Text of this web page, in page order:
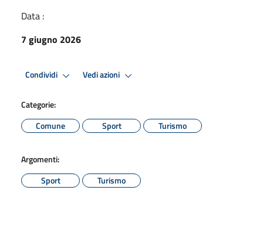
Data :
7 giugno 2026
Condividi Vedi azioni
Categorie:
Comune
Sport Turismo
Argomenti:
Sport
Turismo